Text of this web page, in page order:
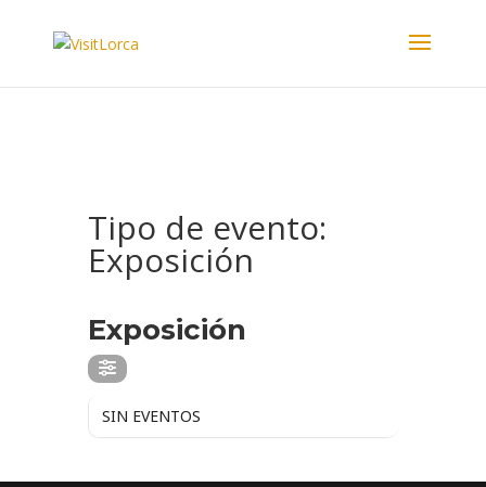
Tipo de evento:
Exposición
Exposición
SIN EVENTOS